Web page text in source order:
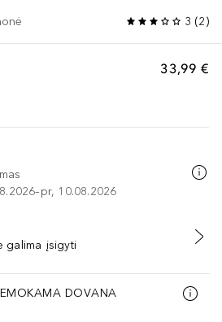
3 (2)
33,99 €
10.08.2026
Į KREPŠELĮ
galima įsigyti
DOVANA